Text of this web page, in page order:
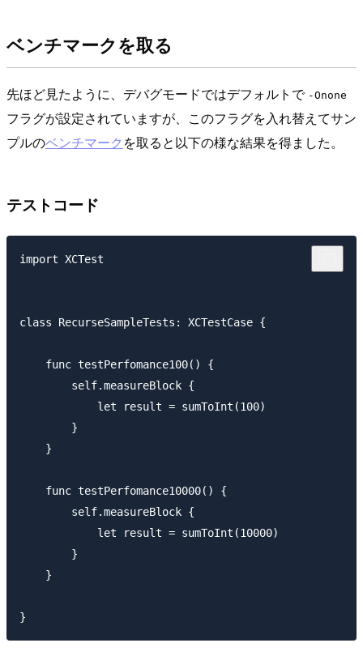
ベンチマークを取る
先ほど見たように、デバグモードではデフォルトで -Onone
フラグが設定されていますが、このフラグを入れ替えてサン
プルのベンチマーク を取ると以下の様な結果を得ました。
テストコード
import XCTest
class RecurseSampleTests: XCTestCase {
    func testPerfomance100() {
        self.measureBlock {
            let result = sumToInt(100)
        }
    }
    func testPerfomance10000() {
        self.measureBlock {
            let result = sumToInt(10000)
        }
    }